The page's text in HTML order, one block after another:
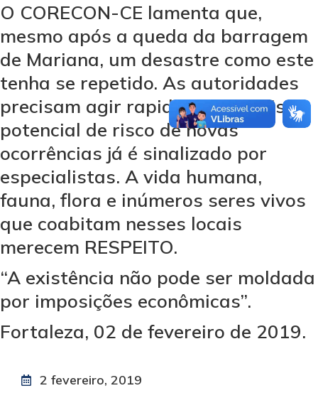
O CORECON-CE lamenta que,
mesmo após a queda da barragem
de Mariana, um desastre como este
tenha se repetido. As autoridades
precisam agir rapidamente, pois o
potencial de risco de novas
ocorrências já é sinalizado por
especialistas. A vida humana,
fauna, flora e inúmeros seres vivos
que coabitam nesses locais
merecem RESPEITO.
“A existência não pode ser moldada
por imposições econômicas”.
Fortaleza, 02 de fevereiro de 2019.
2 fevereiro, 2019